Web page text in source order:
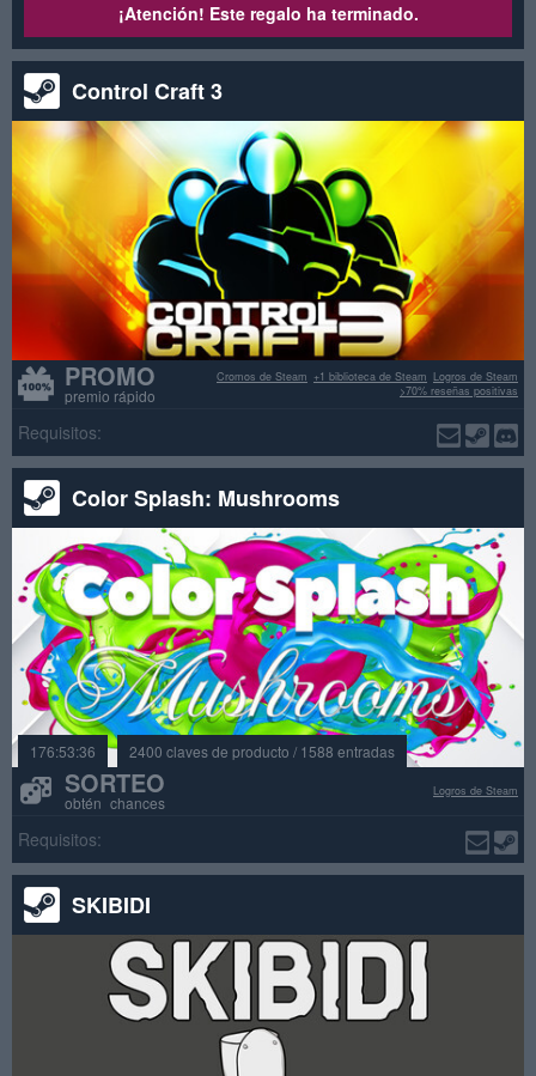
¡Atención! Este regalo ha terminado.
Control Craft 3
PROMO
premio rápido
Logros de Steam
+1 biblioteca de Steam
Cromos de Steam
>70% reseñas positivas
Requisitos:
Color Splash: Mushrooms
176:53:36 2400 claves de producto / 1588 entradas
SORTEO
obtén chances
Logros de Steam
Requisitos:
SKIBIDI